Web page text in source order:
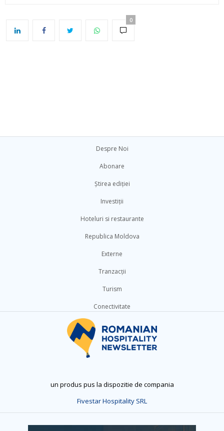
0
Despre Noi
Abonare
Știrea ediției
Investiții
Hoteluri si restaurante
Republica Moldova
Externe
Tranzacții
Turism
Conectivitate
un produs pus la dispozitie de compania
Fivestar Hospitality SRL